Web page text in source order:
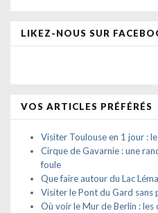
LIKEZ-NOUS SUR
VOS ARTICLES PRÉFÉRÉS
Visiter Toulouse en 1 jour :
Cirque de Gavarnie : une
foule
Que faire autour du Lac
Visiter le Pont du Gard sans
Où voir le Mur de Berlin : les